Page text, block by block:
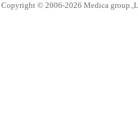
Copyright © 2006-2026 Medica